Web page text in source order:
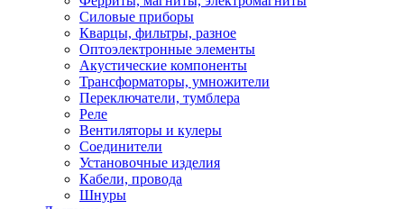
Силовые приборы
Кварцы, фильтры, разное
Оптоэлектронные элементы
Акустические компоненты
Трансформаторы, умножители
Переключатели, тумблера
Реле
Вентиляторы и кулеры
Соединители
Установочные изделия
Кабели, провода
Шнуры